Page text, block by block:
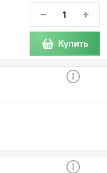
− +
Купить